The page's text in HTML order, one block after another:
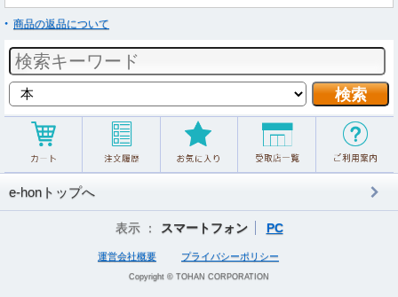
商品の返品について
e-honトップへ
表示 ： スマートフォン PC
運営会社概要 プライバシーポリシー
Copyright © TOHAN CORPORATION